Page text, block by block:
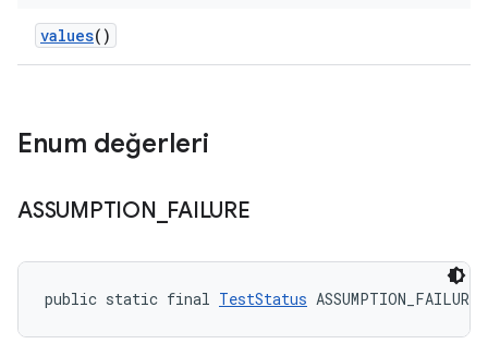
values()
Enum değerleri
ASSUMPTION FAILURE
public static final TestStatus ASSUMPTION_FAILURE